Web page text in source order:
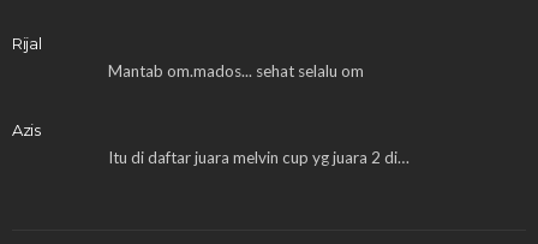
Rijal
Mantab om.mados... sehat selalu om
Azis
Itu di daftar juara melvin cup yg juara 2 di…